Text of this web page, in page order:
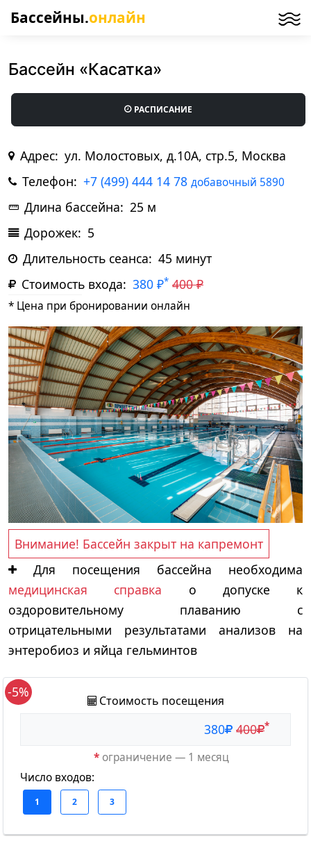
Бассейны.онлайн
Бассейн «Касатка»
РАСПИСАНИЕ
Адрес: ул. Молостовых, д.10А, стр.5, Москва
Телефон: +7 (499) 444 14 78 добавочный 5890
Длина бассейна: 25 м
Дорожек: 5
Длительность сеанса: 45 минут
Стоимость входа: 380 ₽* 400 ₽
* Цена при бронировании онлайн
Внимание! Бассейн закрыт на капремонт
Для посещения бассейна необходима
медицинская справка о допуске к
оздоровительному плаванию с
отрицательными результатами анализов на
энтеробиоз и яйца гельминтов
-5%
Стоимость посещения
380 400 *
*ограничение — 1 месяц
Число входов: